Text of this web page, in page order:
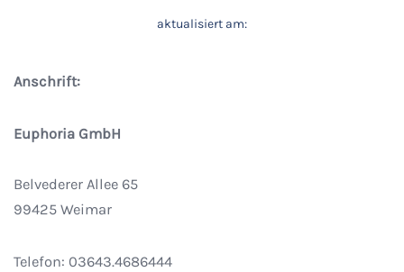
aktualisiert am:
Anschrift:
Euphoria GmbH
Belvederer Allee 65
99425 Weimar
Telefon: 03643.4686444